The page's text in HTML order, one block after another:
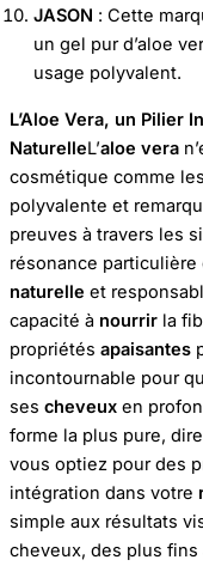
JASON : Cette
un gel pur d’aloe
usage polyvalent.
L’Aloe Vera, un Pilier
NaturelleL’aloe vera
cosmétique comme
polyvalente et
preuves à travers les
résonance
naturelle et
capacité à nourrir la
propriétés apaisantes
incontournable pour
ses cheveux en
forme la plus pure,
vous optiez pour des
intégration dans votre
simple aux résultats
cheveux, des plus